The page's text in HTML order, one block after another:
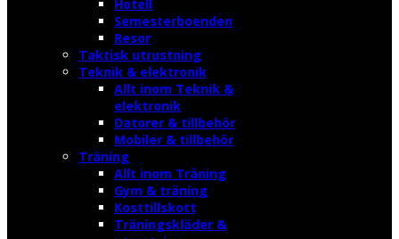
Hotell
Semesterboenden
Resor
Taktisk utrustning
Teknik & elektronik
Allt inom Teknik &
elektronik
Datorer & tillbehör
Mobiler & tillbehör
Träning
Allt inom Träning
Gym & träning
Kosttillskott
Träningskläder &